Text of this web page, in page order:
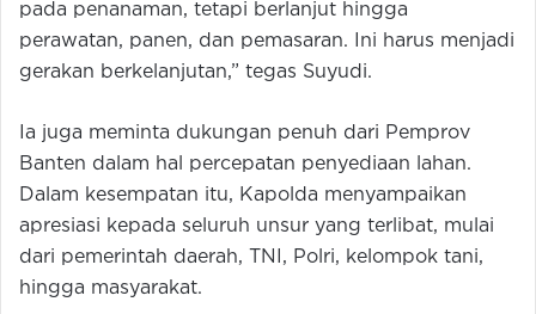
pada penanaman, tetapi berlanjut hingga
perawatan, panen, dan pemasaran. Ini harus menjadi
gerakan berkelanjutan,” tegas Suyudi.
Ia juga meminta dukungan penuh dari Pemprov
Banten dalam hal percepatan penyediaan lahan.
Dalam kesempatan itu, Kapolda menyampaikan
apresiasi kepada seluruh unsur yang terlibat, mulai
dari pemerintah daerah, TNI, Polri, kelompok tani,
hingga masyarakat.